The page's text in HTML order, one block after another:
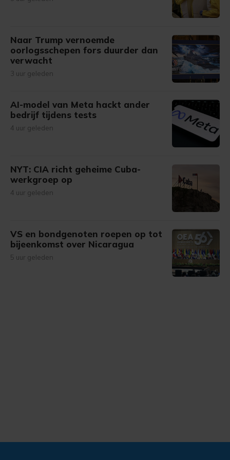
Naar Trump vernoemde
oorlogsschepen fors duurder dan
verwacht
3 uur geleden
AI-model van Meta hackt ander
bedrijf tijdens tests
4 uur geleden
NYT: CIA richt geheime Cuba-
werkgroep op
4 uur geleden
VS en bondgenoten roepen op tot
bijeenkomst over Nicaragua
5 uur geleden